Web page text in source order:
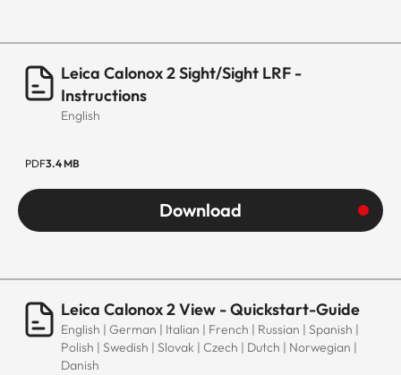
Leica Calonox 2 Sight/Sight LRF -
Instructions
English
PDF3.4 MB
Download
Leica Calonox 2 View - Quickstart-Guide
English | German | Italian | French | Russian | Spanish |
Polish | Swedish | Slovak | Czech | Dutch | Norwegian |
Danish